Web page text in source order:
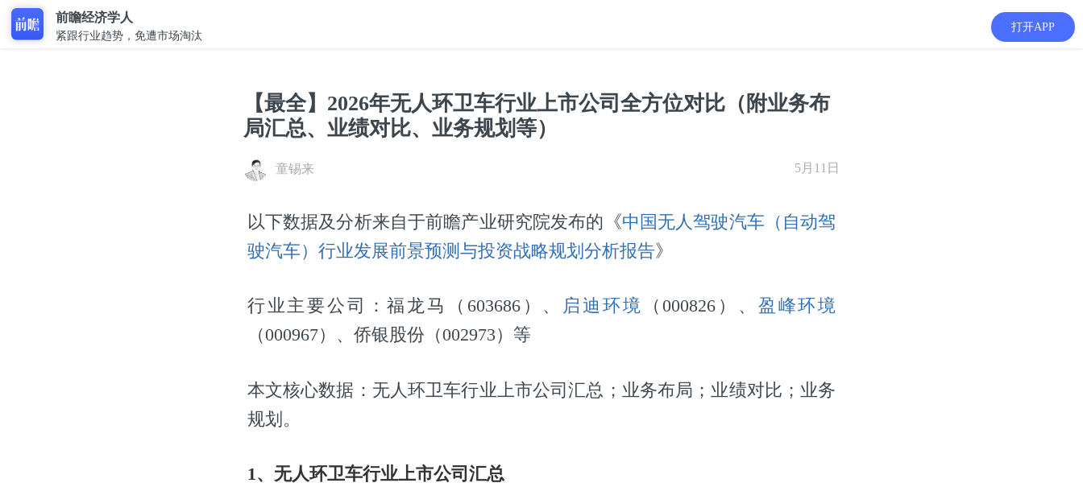
前瞻经济学人
紧跟行业趋势，免遭市场淘汰
打开APP
【最全】2026年无人环卫车行业上市公司全方位对比（附业务布
局汇总、业绩对比、业务规划等）
童锡来 5月11日
以下数据及分析来自于前瞻产业研究院发布的《中国无人驾驶汽车（自动驾
驶汽车）行业发展前景预测与投资战略规划分析报告》
行业主要公司：福龙马（603686）、 启迪环境 （000826）、 盈峰环境
（000967）、侨银股份（002973）等
本文核心数据：无人环卫车行业上市公司汇总；业务布局；业绩对比；业务
规划。
1、无人环卫车行业上市公司汇总